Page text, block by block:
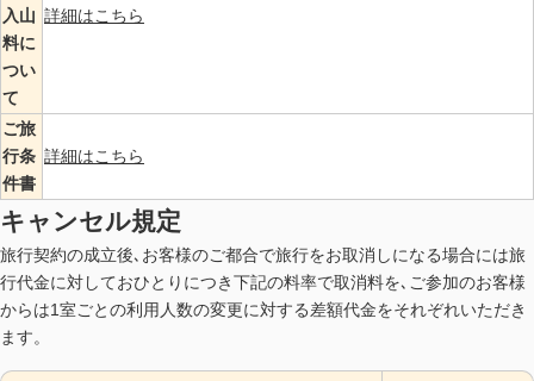
入山
料に
つい
て
詳細はこちら
ご旅
行条
件書
詳細はこちら
キャンセル規定
旅行契約の成立後､お客様のご都合で旅行をお取消しになる場合には旅
行代金に対しておひとりにつき下記の料率で取消料を､ご参加のお客様
からは1室ごとの利用人数の変更に対する差額代金をそれぞれいただき
ます。